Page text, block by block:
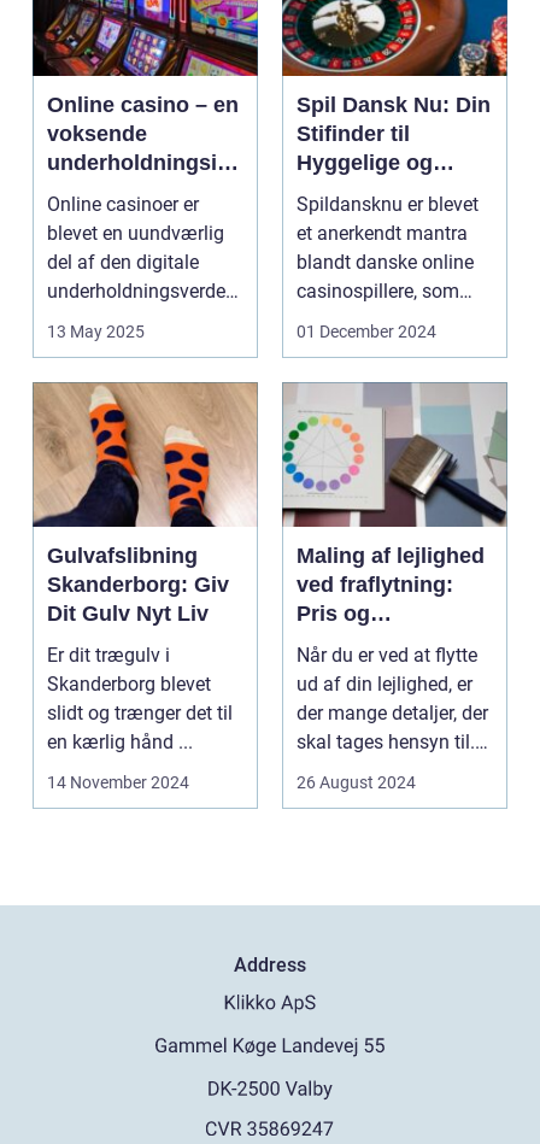
Online casino – en
voksende
underholdningsind
ustri
Online casinoer er
blevet en uundværlig
del af den digitale
underholdningsverden.
13 May 2025
Spil Dansk Nu: Din
Stifinder til
Hyggelige og
Underholdende
Online Casinoer
Spildansknu er blevet
et anerkendt mantra
blandt danske online
casinospillere, som
søger unde...
01 December 2024
Gulvafslibning
Skanderborg: Giv
Dit Gulv Nyt Liv
Er dit trægulv i
Skanderborg blevet
slidt og trænger det til
en kærlig hånd ...
14 November 2024
Maling af lejlighed
ved fraflytning:
Pris og
overvejelser
Når du er ved at flytte
ud af din lejlighed, er
der mange detaljer, der
skal tages hensyn til.
26 August 2024
Address